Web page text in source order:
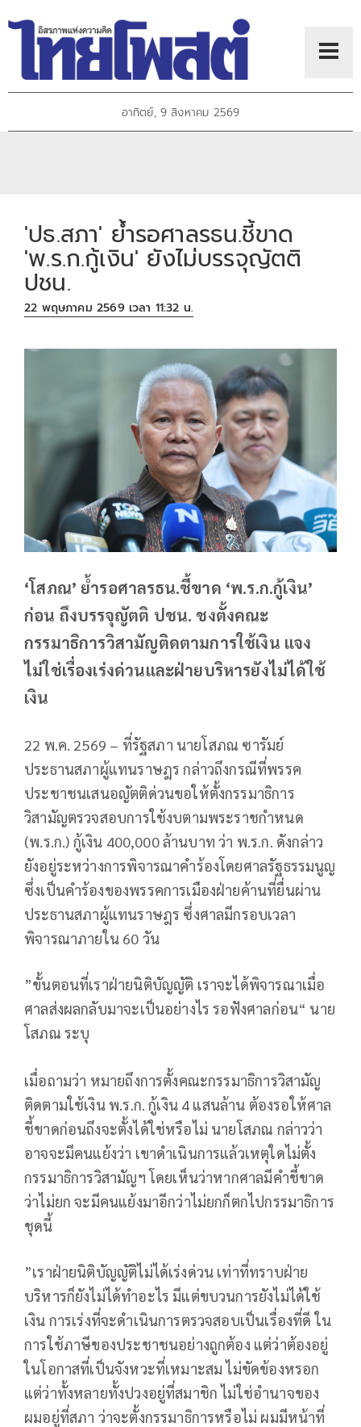
อาทิตย์, 9 สิงหาคม 2569
'ปธ.สภา' ย้ำรอศาลรธน.ชี้ขาด
'พ.ร.ก.กู้เงิน' ยังไม่บรรจุญัตติ
ปชน.
22 พฤษภาคม 2569 เวลา 11:32 น.
‘โสภณ’ ย้ำรอศาลรธน.ชี้ขาด ‘พ.ร.ก.กู้เงิน’
ก่อน ถึงบรรจุญัตติ ปชน. ชงตั้งคณะ
กรรมาธิการวิสามัญติดตามการใช้เงิน แจง
ไม่ใช่เรื่องเร่งด่วนและฝ่ายบริหารยังไม่ได้ใช้
เงิน
22 พ.ค. 2569 – ที่รัฐสภา นายโสภณ ซารัมย์
ประธานสภาผู้แทนราษฎร กล่าวถึงกรณีที่พรรค
ประชาชนเสนอญัตติด่วนขอให้ตั้งกรรมาธิการ
วิสามัญตรวจสอบการใช้งบตามพระราชกำหนด
(พ.ร.ก.) กู้เงิน 400,000 ล้านบาท ว่า พ.ร.ก. ดังกล่าว
ยังอยู่ระหว่างการพิจารณาคำร้องโดยศาลรัฐธรรมนูญ
ซึ่งเป็นคำร้องของพรรคการเมืองฝ่ายค้านที่ยื่นผ่าน
ประธานสภาผู้แทนราษฎร ซึ่งศาลมีกรอบเวลา
พิจารณาภายใน 60 วัน
”ขั้นตอนที่เราฝ่ายนิติบัญญัติ เราจะได้พิจารณาเมื่อ
ศาลส่งผลกลับมาจะเป็นอย่างไร รอฟังศาลก่อน“ นาย
โสภณ ระบุ
เมื่อถามว่า หมายถึงการตั้งคณะกรรมาธิการวิสามัญ
ติดตามใช้เงิน พ.ร.ก. กู้เงิน 4 แสนล้าน ต้องรอให้ศาล
ชี้ขาดก่อนถึงจะตั้งได้ใช่หรือไม่ นายโสภณ กล่าวว่า
อาจจะมีคนแย้งว่า เขาดำเนินการแล้วเหตุใดไม่ตั้ง
กรรมาธิการวิสามัญฯ โดยเห็นว่าหากศาลมีคำชี้ขาด
ว่าไม่ยก จะมีคนแย้งมาอีกว่าไม่ยกก็ตกไปกรรมาธิการ
ชุดนี้
”เราฝ่ายนิติบัญญัติไม่ได้เร่งด่วน เท่าที่ทราบฝ่าย
บริหารก็ยังไม่ได้ทำอะไร มีแต่ขบวนการยังไม่ได้ใช้
เงิน การเร่งที่จะดำเนินการตรวจสอบเป็นเรื่องที่ดี ใน
การใช้ภาษีของประชาชนอย่างถูกต้อง แต่ว่าต้องอยู่
ในโอกาสที่เป็นจังหวะที่เหมาะสม ไม่ขัดข้องหรอก
แต่ว่าทั้งหลายทั้งปวงอยู่ที่สมาชิก ไม่ใช่อำนาจของ
ผมอยู่ที่สภา ว่าจะตั้งกรรมาธิการหรือไม่ ผมมีหน้าที่